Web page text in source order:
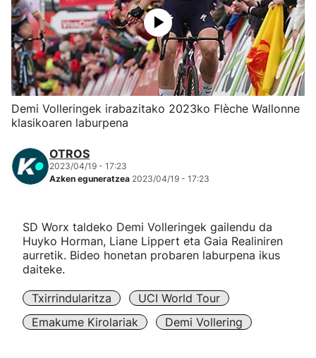
Herri-kirolak
Eskubaloia
Kirolak 360
Mendi-lasterketak
"Helmuga"
Demi Volleringek irabazitako 2023ko Flèche Wallonne
klasikoaren laburpena
OTROS
2023/04/19 - 17:23
Azken eguneratzea 2023/04/19 - 17:23
SD Worx taldeko Demi Volleringek gailendu da
Huyko Horman, Liane Lippert eta Gaia Realiniren
aurretik. Bideo honetan probaren laburpena ikus
daiteke.
Txirrindularitza
UCI World Tour
Emakume Kirolariak
Demi Vollering